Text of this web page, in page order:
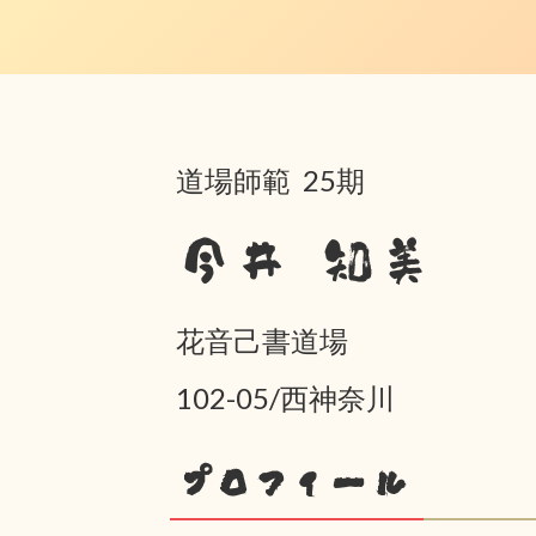
道場師範 25期
今井 知美
花音己書道場
102-05/西神奈川
プロフィール